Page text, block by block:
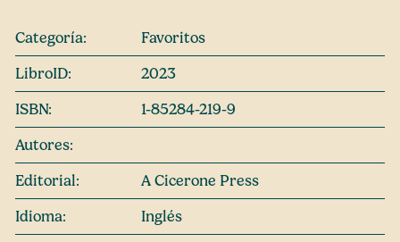
Categoría:
Favoritos
LibroID:
2023
ISBN:
1-85284-219-9
Autores:
Editorial:
A Cicerone Press
Idioma:
Inglés